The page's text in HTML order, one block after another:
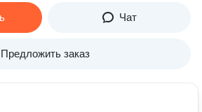
Чат
Предложить заказ